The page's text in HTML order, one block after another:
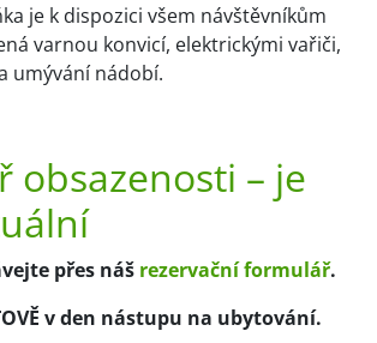
je k dispozici všem návštěvníkům
varnou konvicí, elektrickými vařiči,
umývání nádobí.
obsazenosti – je
přes náš rezervační formulář.
v den nástupu na ubytování.